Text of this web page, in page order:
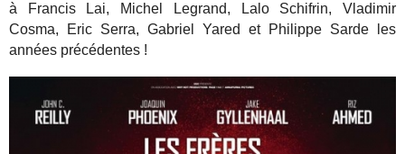
à Francis Lai, Michel Legrand, Lalo Schifrin, Vladimir
Cosma, Eric Serra, Gabriel Yared et Philippe Sarde les
années précédentes !